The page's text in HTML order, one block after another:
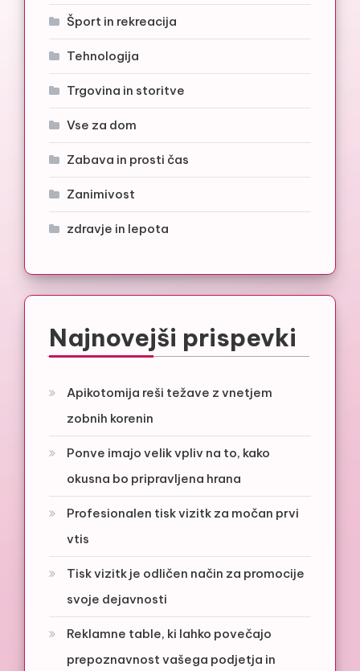
Šport in rekreacija
Tehnologija
Trgovina in storitve
Vse za dom
Zabava in prosti čas
Zanimivost
zdravje in lepota
Najnovejši prispevki
Apikotomija reši težave z vnetjem
zobnih korenin
Ponve imajo velik vpliv na to, kako
okusna bo pripravljena hrana
Profesionalen tisk vizitk za močan prvi
vtis
Tisk vizitk je odličen način za promocije
svoje dejavnosti
Reklamne table, ki lahko povečajo
prepoznavnost vašega podjetja in